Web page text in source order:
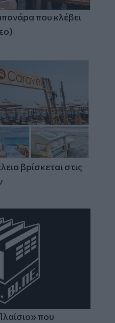
που κλέβει
βρίσκεται στις
που